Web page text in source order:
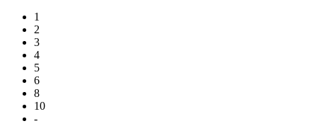
1
2
3
4
5
6
8
10
-